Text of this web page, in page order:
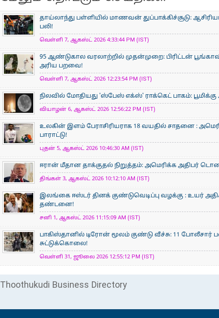
தாய்லாந்து பள்ளியில் மாணவன் துப்பாக்கிச்சூடு:
பலி!
வெள்ளி 7, ஆகஸ்ட் 2026 4:33:44 PM (IST)
95 ஆண்டுகால வரலாற்றில் முதன்முறை: பிரிட்டன்
அரிய பறவை!
வெள்ளி 7, ஆகஸ்ட் 2026 12:23:54 PM (IST)
நிலவில் மோதியது 'ஸ்பேஸ் எக்ஸ்' ராக்கெட் பாகம்:
வியாழன் 6, ஆகஸ்ட் 2026 12:56:22 PM (IST)
உலகின் இளம் பேராசிரிய​ராக 18 வயதில் சாதனை :
பாராட்டு!
புதன் 5, ஆகஸ்ட் 2026 10:46:30 AM (IST)
ஈரான் மீதான தாக்குதல் நிறுத்தம்: அமெரிக்க அதிபர்
திங்கள் 3, ஆகஸ்ட் 2026 10:12:10 AM (IST)
இலங்கை ஈஸ்டர் தினக் குண்டுவெடிப்பு வழக்கு : உயர்
தண்டனை!
சனி 1, ஆகஸ்ட் 2026 11:15:09 AM (IST)
பாகிஸ்தானில் டிரோன் மூலம் குண்டு வீச்சு: 11 போலீசார்
சுட்டுக்கொலை!
வெள்ளி 31, ஜூலை 2026 12:55:12 PM (IST)
Thoothukudi Business Directory